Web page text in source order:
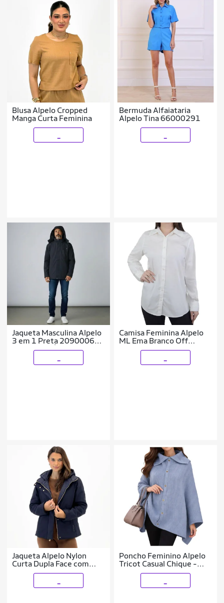
Blusa Alpelo Cropped
Manga Curta Feminina
Bermuda Alfaiataria
Alpelo Tina 66000291
Jaqueta Masculina Alpelo
3 em 1 Preta 20900062
Resistente'Água - Preto
Camisa Feminina Alpelo
ML Ema Branco Off
White - 10400284
Jaqueta Alpelo Nylon
Curta Dupla Face com
Capuz Feminina
Poncho Feminino Alpelo
Tricot Casual Chique -
101000